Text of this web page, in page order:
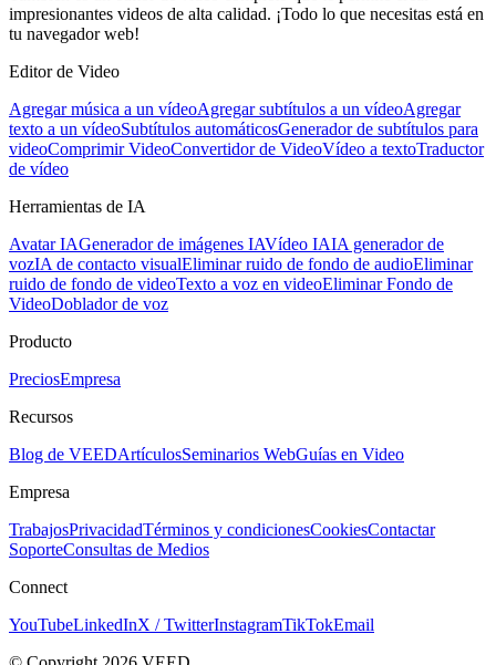
impresionantes videos de alta calidad. ¡Todo lo que necesitas está en
tu navegador web!
Editor de Video
Agregar música a un vídeoAgregar subtítulos a un vídeoAgregar
texto a un vídeoSubtítulos automáticosGenerador de subtítulos para
videoComprimir VideoConvertidor de VideoVídeo a textoTraductor
de vídeo
Herramientas de IA
Avatar IAGenerador de imágenes IAVídeo IAIA generador de
vozIA de contacto visualEliminar ruido de fondo de audioEliminar
ruido de fondo de videoTexto a voz en videoEliminar Fondo de
VideoDoblador de voz
Producto
PreciosEmpresa
Recursos
Blog de VEEDArtículosSeminarios WebGuías en Video
Empresa
TrabajosPrivacidadTérminos y condicionesCookiesContactar
SoporteConsultas de Medios
Connect
YouTubeLinkedInX / TwitterInstagramTikTokEmail